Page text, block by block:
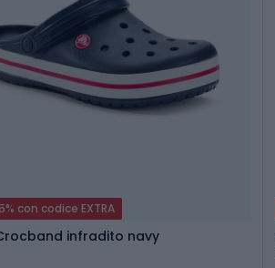
con codice EXTRA
infradito navy